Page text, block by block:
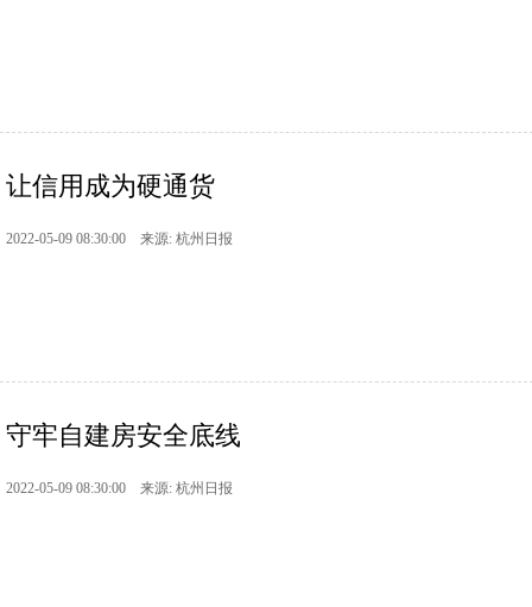
让信用成为硬通货
2022-05-09 08:30:00 来源: 杭州日报
守牢自建房安全底线
2022-05-09 08:30:00 来源: 杭州日报